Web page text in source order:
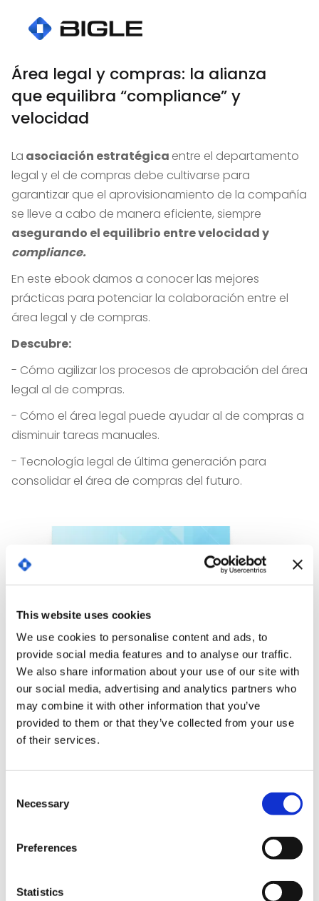
This website uses cookies
We use cookies to personalise content and ads, to
provide social media features and to analyse our traffic.
We also share information about your use of our site with
our social media, advertising and analytics partners who
may combine it with other information that you’ve
provided to them or that they’ve collected from your use
of their services.
Selection
Necessary
Preferences
Statistics
Área legal y compras: la alianza
que equilibra “compliance” y
velocidad
La asociación estratégica entre el departamento
legal y el de compras debe cultivarse para
garantizar que el aprovisionamiento de la compañía
se lleve a cabo de manera eficiente, siempre
asegurando el equilibrio entre velocidad y
compliance.
En este ebook damos a conocer las mejores
prácticas para potenciar la colaboración entre el
área legal y de compras.
Descubre:
- Cómo agilizar los procesos de aprobación del área
legal al de compras.
- Cómo el área legal puede ayudar al de compras a
disminuir tareas manuales.
- Tecnología legal de última generación para
consolidar el área de compras del futuro.